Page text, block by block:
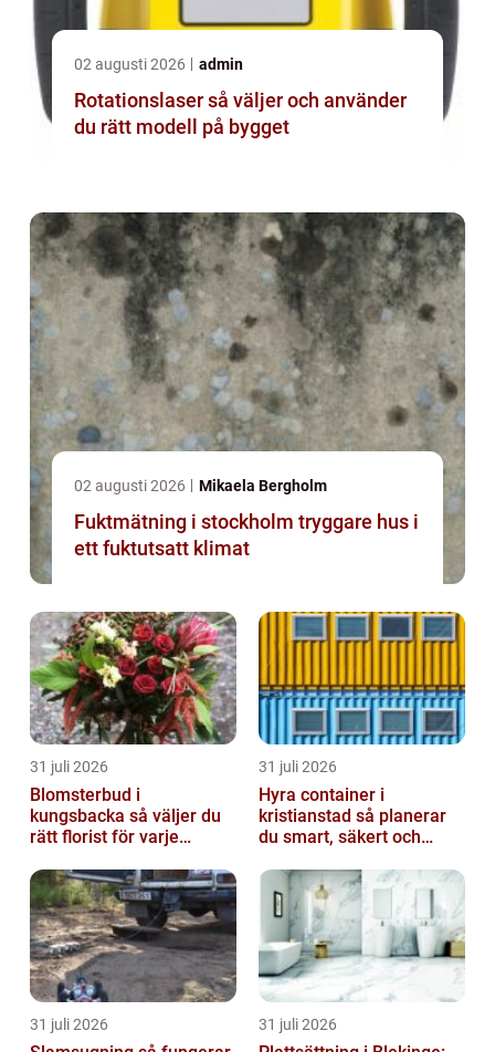
02 augusti 2026 admin
Rotationslaser så väljer och använder
du rätt modell på bygget
02 augusti 2026 Mikaela Bergholm
Fuktmätning i stockholm tryggare hus i
ett fuktutsatt klimat
31 juli 2026
Blomsterbud i
kungsbacka så väljer du
rätt florist för varje
31 juli 2026
Hyra container i
kristianstad så planerar
du smart, säkert och
31 juli 2026 31 juli 2026